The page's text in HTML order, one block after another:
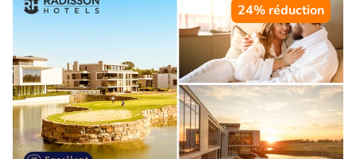
24% réduction